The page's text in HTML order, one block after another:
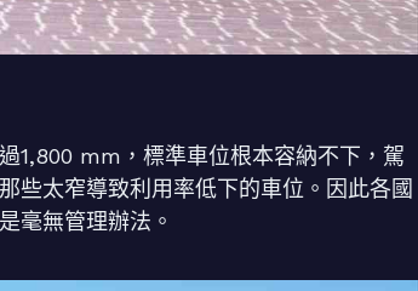
1,800 mm，標準車位根本容納不下，駕
些太窄導致利用率低下的車位。因此各國
毫無管理辦法。